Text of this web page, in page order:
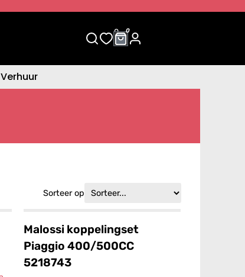
0 0
Verhuur
Sorteer op
Malossi koppelingset
Piaggio 400/500CC
5218743